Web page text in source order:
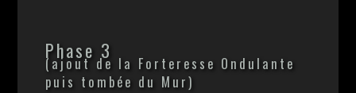
Phase 3
(ajout de la Forteresse Ondulante
puis tombée du Mur)